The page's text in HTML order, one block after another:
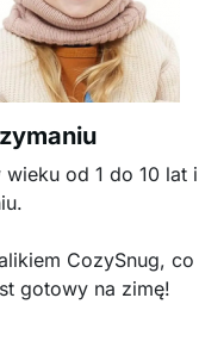
od 1 do 10 lat i
CozySnug, co
gotowy na zimę!